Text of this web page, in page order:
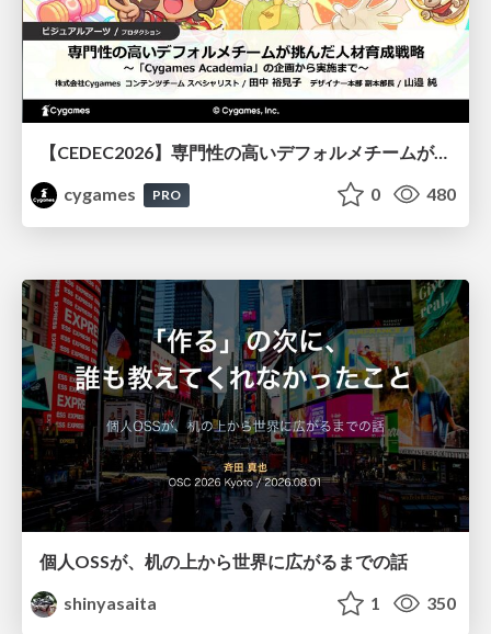
【CEDEC2026】専門性の高いデフォルメチームが挑んだ人材育成戦略 〜Cygames Academiaの企画から実施まで〜
cygames
PRO 0 480
個人OSSが、机の上から世界に広がるまでの話
shinyasaita
1 350